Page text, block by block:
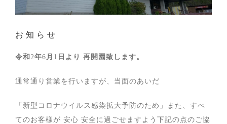
お知らせ
令和 2年6 月 1 日より 再開園致します。
通常通り営業を行いますが、当面のあいだ
「新型コロナウイルス感染拡大予防のため」また、すべ
てのお客様が 安心 安全に過ごせますよう下記の点のご協